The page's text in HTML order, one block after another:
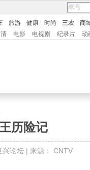
旅游 健康 时尚 三农 商
电影 电视剧 纪录片 动
历险记
兴论坛 | 来源： CNTV